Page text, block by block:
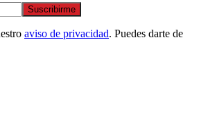
Suscribirme
aviso de privacidad. Puedes darte de